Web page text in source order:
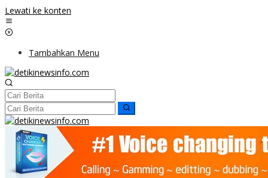
Lewati ke konten
Tambahkan Menu